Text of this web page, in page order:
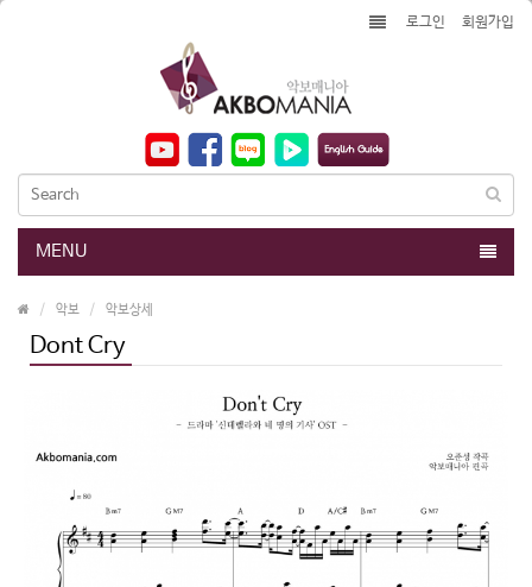
로그인 회원가입
MENU
악보 악보상세
Dont Cry